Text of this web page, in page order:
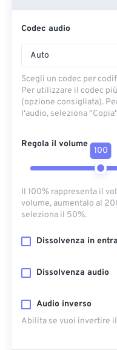
Codec audio
Auto
Scegli un codec per
Per utilizzare il codec
(opzione consigliata).
l'audio, seleziona
Regola il volume
100
Il 100% rappresenta il
volume, aumentalo al
seleziona il 50%.
Dissolvenza in
Dissolvenza audio
Audio inverso
Abilita se vuoi invertire